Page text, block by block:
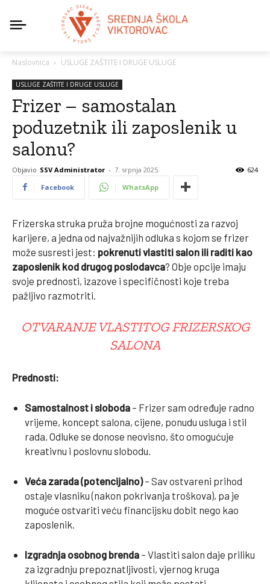
Naslovnica USLUGE ZAŠTITE I DRUGE USLUGE
USLUGE ZAŠTITE I DRUGE USLUGE
Frizer – samostalan
poduzetnik ili zaposlenik u
salonu?
Objavio SSV Administrator - 7. srpnja 2025.
624
Facebook
WhatsApp
Frizerska struka pruža brojne mogućnosti za razvoj
karijere, a jedna od najvažnijih odluka s kojom se frizer
može susresti jest: pokrenuti vlastiti salon ili raditi kao
zaposlenik kod drugog poslodavca? Obje opcije imaju
svoje prednosti, izazove i specifičnosti koje treba
pažljivo razmotriti.
OTVARANJE VLASTITOG FRIZERSKOG
SALONA
Prednosti:
Samostalnost i sloboda – Frizer sam određuje radno
vrijeme, koncept salona, cijene, ponudu usluga i stil
rada. Odluke se donose neovisno, što omogućuje
kreativnu i poslovnu slobodu.
Veća zarada (potencijalno)– Sav ostvareni prihod
ostaje vlasniku (nakon pokrivanja troškova), pa je
moguće ostvariti veću financijsku dobit nego kao
zaposlenik.
Izgradnja osobnog brenda – Vlastiti salon daje priliku
za izgradnju prepoznatljivosti, vjernog kruga